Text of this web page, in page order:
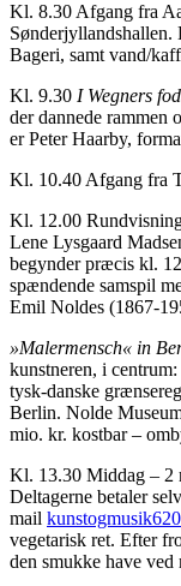
Kl. 8.30 Afgang fra
Sønderjyllandshallen.
Bageri, samt vand/
Kl. 9.30 I Wegners
der dannede rammen
er Peter Haarby,
Kl. 10.40 Afgang fra
Kl. 12.00
Lene Lysgaard
begynder præcis kl.
spændende samspil
Emil Noldes (1867-
»Malermensch« in
kunstneren, i
tysk-danske
Berlin. Nolde
mio. kr. kostbar –
Kl. 13.30 Middag – 2
Deltagerne betaler
mail
vegetarisk ret. Efter
den smukke have ved